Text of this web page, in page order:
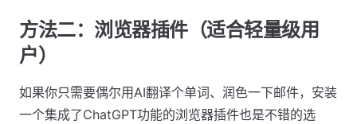
方法二：浏览器插件（适合轻量级用
户）
如果你只需要偶尔用AI翻译个单词、润色一下邮件，安装
一个集成了ChatGPT功能的浏览器插件也是不错的选